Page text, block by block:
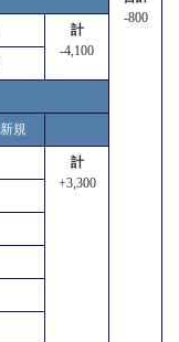
-800
計
-4,100
新規
計
+3,300